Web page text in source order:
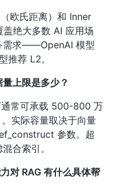
欧氏距离）和 Inner
绝大多数 AI 应用场
需求——OpenAI 模型
推荐 L2。
上限是多少？
常可承载 500-800 万
实际容量取决于向量
参数。超
合索引。
对 RAG 有什么具体帮